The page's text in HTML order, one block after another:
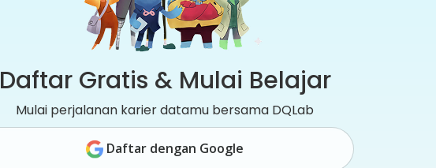
Daftar Gratis & Mulai Belajar
Mulai perjalanan karier datamu bersama DQLab
Daftar dengan Google